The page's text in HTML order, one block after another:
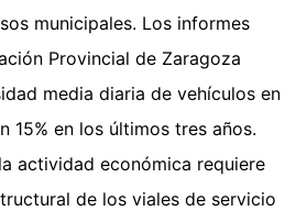
municipales. Los informes
Provincial de Zaragoza
media diaria de vehículos en
15% en los últimos tres años.
actividad económica requiere
de los viales de servicio